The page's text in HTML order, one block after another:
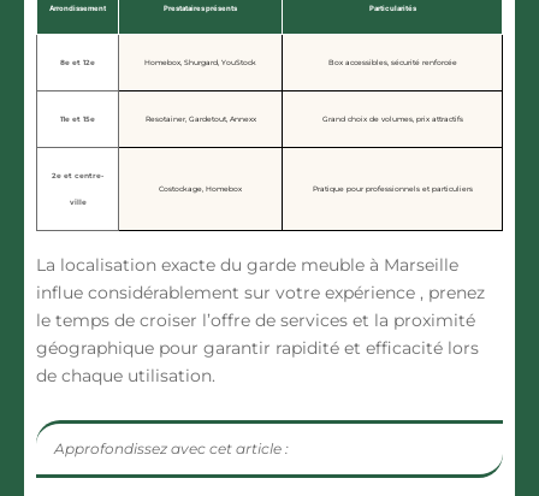
Arrondissement Prestataires présents Particularités
8e et 12e Homebox, Shurgard, YouStock Box accessibles, sécurité renforcée
11e et 15e Resotainer, Gardetout, Annexx Grand choix de volumes, prix attractifs
2e et centre-
ville
Costockage, Homebox Pratique pour professionnels et particuliers
La localisation exacte du garde meuble à Marseille
influe considérablement sur votre expérience , prenez
le temps de croiser l’offre de services et la proximité
géographique pour garantir rapidité et efficacité lors
de chaque utilisation.
Approfondissez avec cet article :